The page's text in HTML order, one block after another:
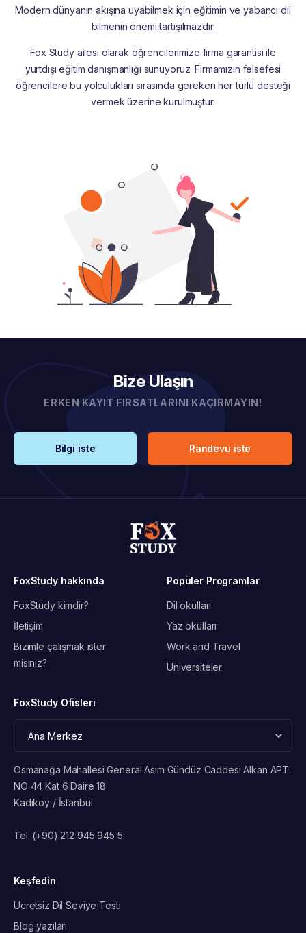
Modern dünyanın akışına uyabilmek için eğitimin ve yabancı dil
bilmenin önemi tartışılmazdır.
Fox Study ailesi olarak öğrencilerimize firma garantisi ile
yurtdışı eğitim danışmanlığı sunuyoruz. Firmamızın felsefesi
öğrencilere bu yolculukları sırasında gereken her türlü desteği
vermek üzerine kurulmuştur.
Bize Ulaşın
ERKEN KAYIT FIRSATLARINI KAÇIRMAYIN!
Bilgi iste Randevu iste
FoxStudy hakkında
FoxStudy kimdir?
İletişim
Bizimle çalışmak ister
misiniz?
Popüler Programlar
Dil okulları
Yaz okulları
Work and Travel
Üniversiteler
FoxStudy Ofisleri
Osmanağa Mahallesi General Asım Gündüz Caddesi Alkan APT.
NO 44 Kat 6 Daire 18
Kadıköy / İstanbul
Tel: (+90) 212 945 945 5
Keşfedin
Ücretsiz Dil Seviye Testi
Blog yazıları